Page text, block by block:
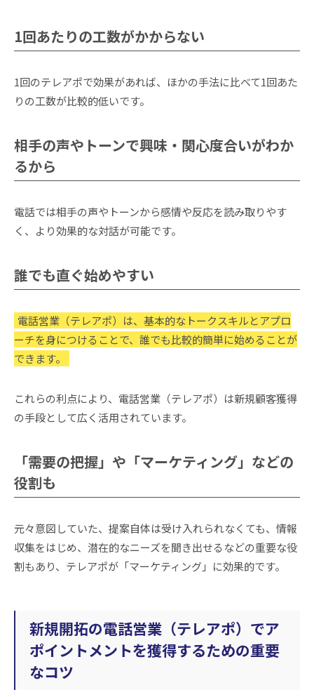
1回あたりの工数がかからない
1回のテレアポで効果があれば、ほかの手法に比べて1回あた
りの工数が比較的低いです。
相手の声やトーンで興味・関心度合いがわか
るから
電話では相手の声やトーンから感情や反応を読み取りやす
く、より効果的な対話が可能です。
誰でも直ぐ始めやすい
電話営業（テレアポ）は、基本的なトークスキルとアプロ
ーチを身につけることで、誰でも比較的簡単に始めることが
できます。
これらの利点により、電話営業（テレアポ）は新規顧客獲得
の手段として広く活用されています。
「需要の把握」や「マーケティング」などの
役割も
元々意図していた、提案自体は受け入れられなくても、情報
収集をはじめ、潜在的なニーズを聞き出せるなどの重要な役
割もあり、テレアポが「マーケティング」に効果的です。
新規開拓の電話営業（テレアポ）でア
ポイントメントを獲得するための重要
なコツ